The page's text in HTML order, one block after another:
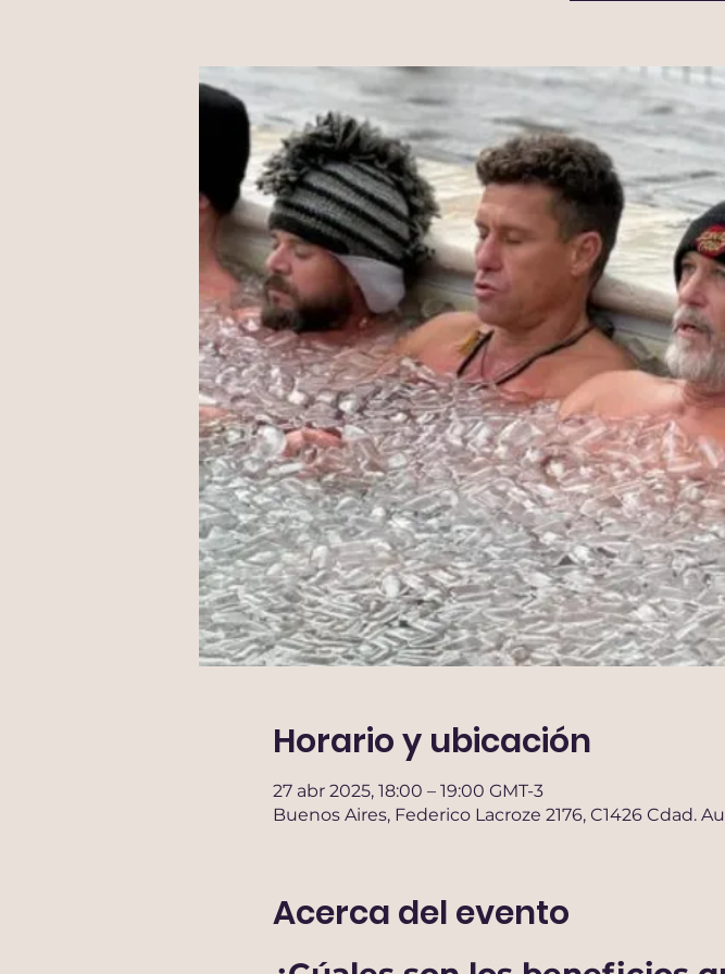
Horario y ubicación
27 abr 2025, 18:00 – 19:00 GMT-3
Buenos Aires, Federico Lacroze 2176, C1426 Cdad.
Acerca del evento